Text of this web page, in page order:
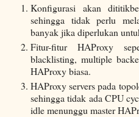
Konfigurasi akan
sehingga tidak perlu
banyak jika diperlukan
Fitur-fitur HAProxy
blacklisting, multiple
HAProxy biasa.
HAProxy servers pada
sehingga tidak ada CPU
idle menunggu master